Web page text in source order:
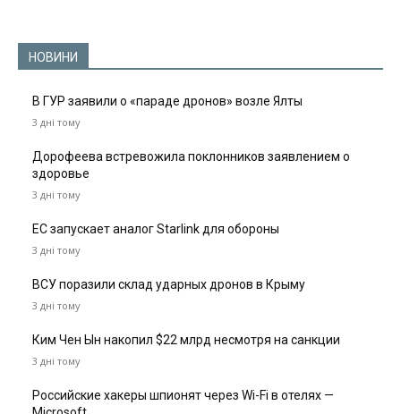
НОВИНИ
В ГУР заявили о «параде дронов» возле Ялты
3 дні тому
Дорофеева встревожила поклонников заявлением о
здоровье
3 дні тому
ЕС запускает аналог Starlink для обороны
3 дні тому
ВСУ поразили склад ударных дронов в Крыму
3 дні тому
Ким Чен Ын накопил $22 млрд несмотря на санкции
3 дні тому
Российские хакеры шпионят через Wi-Fi в отелях —